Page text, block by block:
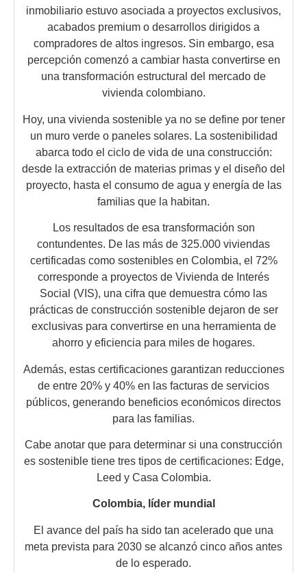
inmobiliario estuvo asociada a proyectos exclusivos,
acabados premium o desarrollos dirigidos a
compradores de altos ingresos. Sin embargo, esa
percepción comenzó a cambiar hasta convertirse en
una transformación estructural del mercado de
vivienda colombiano.
Hoy, una vivienda sostenible ya no se define por tener
un muro verde o paneles solares. La sostenibilidad
abarca todo el ciclo de vida de una construcción:
desde la extracción de materias primas y el diseño del
proyecto, hasta el consumo de agua y energía de las
familias que la habitan.
Los resultados de esa transformación son
contundentes. De las más de 325.000 viviendas
certificadas como sostenibles en Colombia, el 72%
corresponde a proyectos de Vivienda de Interés
Social (VIS), una cifra que demuestra cómo las
prácticas de construcción sostenible dejaron de ser
exclusivas para convertirse en una herramienta de
ahorro y eficiencia para miles de hogares.
Además, estas certificaciones garantizan reducciones
de entre 20% y 40% en las facturas de servicios
públicos, generando beneficios económicos directos
para las familias.
Cabe anotar que para determinar si una construcción
es sostenible tiene tres tipos de certificaciones: Edge,
Leed y Casa Colombia.
Colombia, líder mundial
El avance del país ha sido tan acelerado que una
meta prevista para 2030 se alcanzó cinco años antes
de lo esperado.